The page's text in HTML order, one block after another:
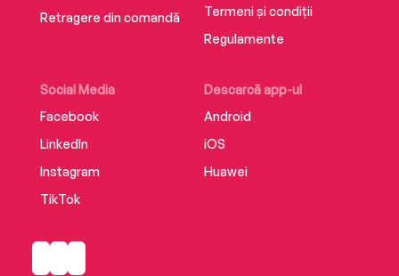
Retragere din comandă
Social Media
Facebook
LinkedIn
Instagram
TikTok
Descarcă app-ul
Android
iOS
Huawei
Termeni și condiții
Regulamente